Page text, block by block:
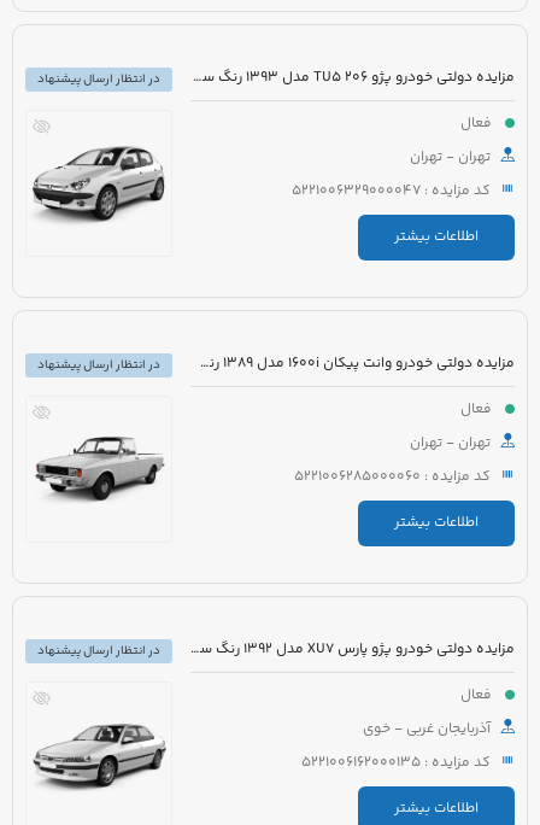
مزایده دولتی خودرو پژو 206 TU5 مدل 1393 رنگ سفید
فعال
تهران - تهران
کد مزایده : 5221006329000047
اطلاعات بیشتر
در انتظار ارسال پیشنهاد
مزایده دولتی خودرو وانت پیکان 1600i مدل 1389 رنگ سفید روغنی
فعال
تهران - تهران
کد مزایده : 5221006285000060
اطلاعات بیشتر
در انتظار ارسال پیشنهاد
مزایده دولتی خودرو پژو پارس XU7 مدل 1392 رنگ سفید
فعال
آذربایجان غربی - خوی
کد مزایده : 5221006162000135
اطلاعات بیشتر
در انتظار ارسال پیشنهاد